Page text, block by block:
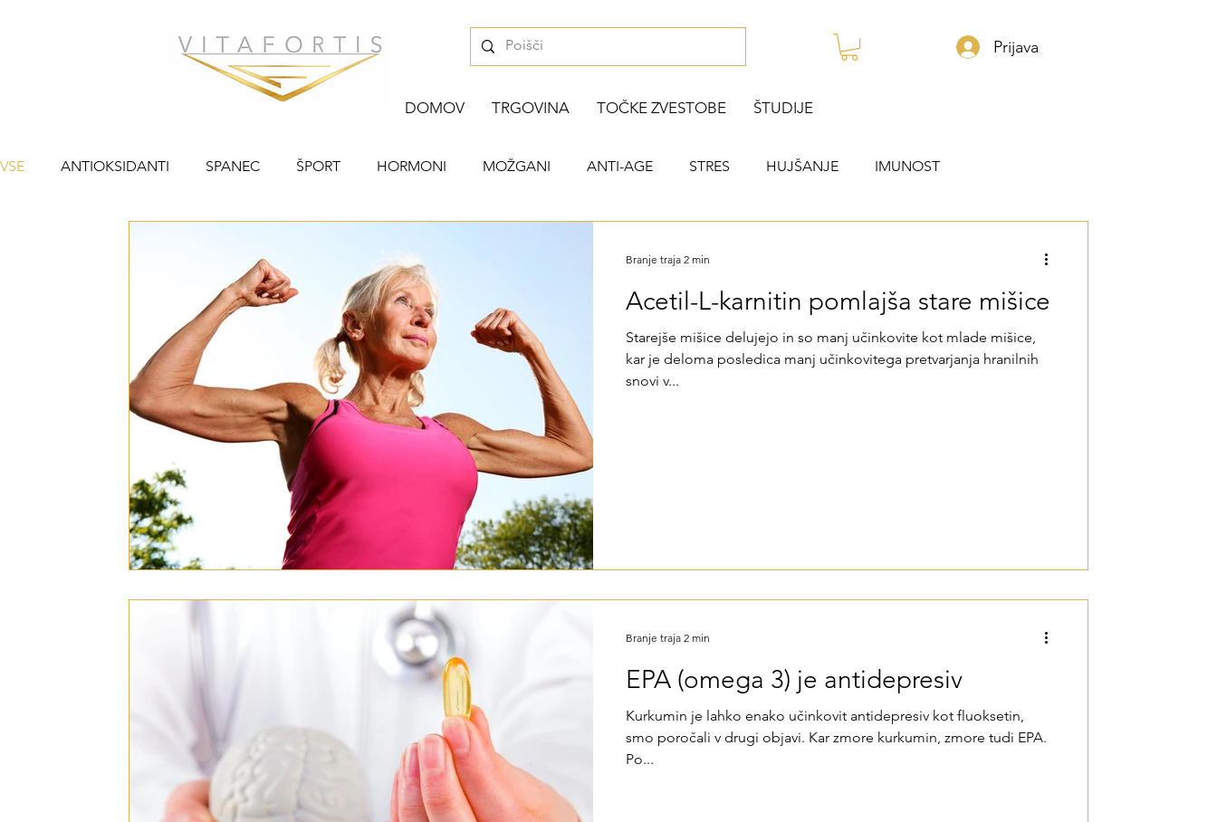
Prijava
DOMOV TRGOVINA TOČKE ZVESTOBE ŠTUDIJE
VSE ANTIOKSIDANTI SPANEC ŠPORT HORMONI MOŽGANI ANTI-AGE STRES HUJŠANJE IMUNOST
Acetil-L-karnitin pomlajša stare mišice
Starejše mišice delujejo in so manj učinkovite kot mlade mišice,
kar je deloma posledica manj učinkovitega pretvarjanja hranilnih
snovi v...
Branje traja 2 min
EPA (omega 3) je antidepresiv
Kurkumin je lahko enako učinkovit antidepresiv kot fluoksetin,
smo poročali v drugi objavi. Kar zmore kurkumin, zmore tudi EPA.
Po...
Branje traja 2 min